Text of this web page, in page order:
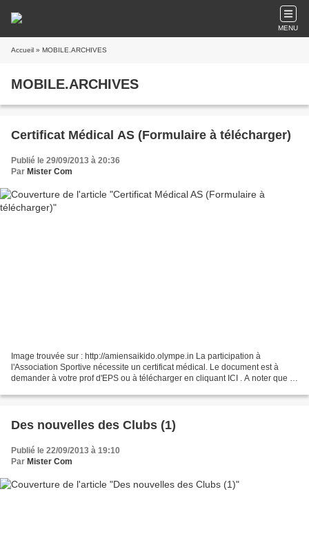
MENU
Accueil » MOBILE.ARCHIVES
MOBILE.ARCHIVES
Certificat Médical AS (Formulaire à télécharger)
Publié le 29/09/2013 à 20:36
Par Mister Com
Image trouvée sur : http://amiensaikido.olympe.in La participation à
l'Association Sportive nécessite un certificat médical. Le document est à
demander à votre prof d'EPS ou à télécharger en cliquant ICI . A noter que la
Des nouvelles des Clubs (1)
Publié le 22/09/2013 à 19:10
Par Mister Com